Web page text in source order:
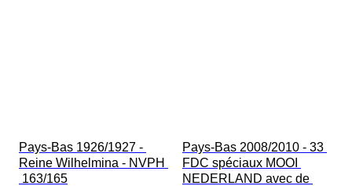
Pays-Bas 1926/1927 -
Reine Wilhelmina - NVPH
163/165
Pays-Bas 2008/2010 - 33
FDC spéciaux MOOI
NEDERLAND avec de